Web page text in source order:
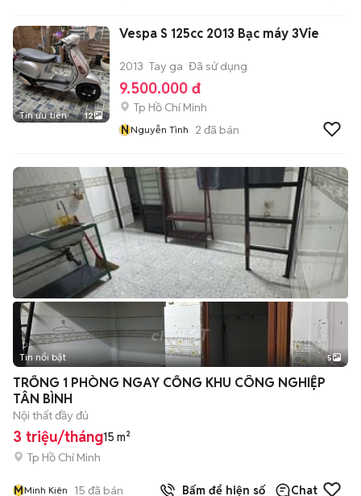
Tin ưu tiên 12
Vespa S 125cc 2013 Bạc máy 3Vie
2013 Tay ga Đã sử dụng
9.500.000 đ
Tp Hồ Chí Minh
NNguyễn Tình 2 đã bán
Tin nổi bật 5
TRỐNG 1 PHÒNG NGAY CỔNG KHU CÔNG NGHIỆP
TÂN BÌNH
Nội thất đầy đủ
3 triệu/tháng15 m²
Tp Hồ Chí Minh
MMinh Kiên 15 đã bán Bấm để hiện số Chat